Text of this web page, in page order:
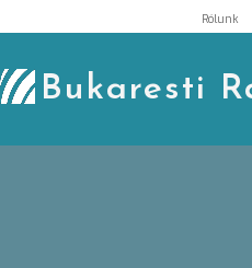
to
content
Rólunk
Bukaresti